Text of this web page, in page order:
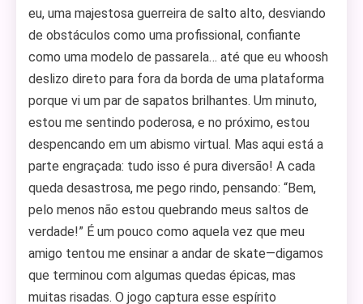
eu, uma majestosa guerreira de salto alto, desviando
de obstáculos como uma profissional, confiante
como uma modelo de passarela… até que eu whoosh
deslizo direto para fora da borda de uma plataforma
porque vi um par de sapatos brilhantes. Um minuto,
estou me sentindo poderosa, e no próximo, estou
despencando em um abismo virtual. Mas aqui está a
parte engraçada: tudo isso é pura diversão! A cada
queda desastrosa, me pego rindo, pensando: “Bem,
pelo menos não estou quebrando meus saltos de
verdade!” É um pouco como aquela vez que meu
amigo tentou me ensinar a andar de skate—digamos
que terminou com algumas quedas épicas, mas
muitas risadas. O jogo captura esse espírito